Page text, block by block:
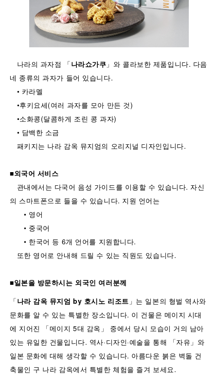
나라의 과자점 「나라쇼가쿠 」와 콜라보한 제품입니다. 다음
네 종류의 과자가 들어 있습니다.
• 카라멜
•후키요세(여러 과자를 모아 만든 것)
•소화콩(달콤하게 조린 콩 과자)
• 담백한 소금
패키지는 나라 감옥 뮤지엄의 오리지널 디자인입니다.
■외국어 서비스
관내에서는 다국어 음성 가이드를 이용할 수 있습니다. 자신
의 스마트폰으로 들을 수 있습니다. 지원 언어는
• 영어
• 중국어
• 한국어 등 6개 언어를 지원합니다.
또한 영어로 안내해 드릴 수 있는 직원도 있습니다.
■일본을 방문하시는 외국인 여러분께
「나라 감옥 뮤지엄 by 호시노 리조트 」는 일본의 형벌 역사와
문화를 알 수 있는 특별한 장소입니다. 이 건물은 메이지 시대
에 지어진 「메이지 5대 감옥」 중에서 당시 모습이 거의 남아
있는 유일한 건물입니다. 역사·디자인·예술을 통해 「자유」와
일본 문화에 대해 생각할 수 있습니다. 아름다운 붉은 벽돌 건
축물인 구 나라 감옥에서 특별한 체험을 즐겨 보세요.